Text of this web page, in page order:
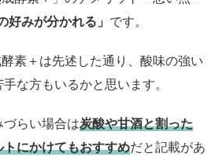
好みが分かれる」 です。
素＋は先述した通り、酸味の強い
な方もいるかと思います。
らい場合は炭酸や甘酒と割った
にかけてもおすすめだと記載があ